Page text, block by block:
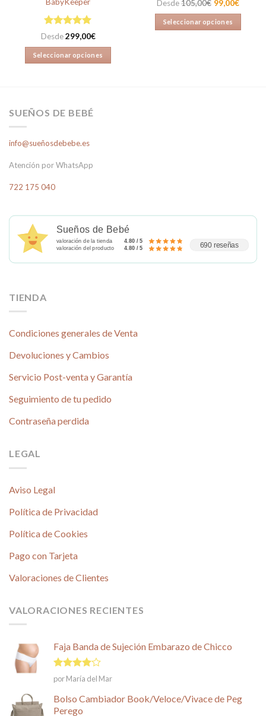
BabyKeeper
Valorado en
de 5
Desde299,00€
Seleccionar opciones
múltiples
variantes.
opciones
pueden
página
de
producto
Desde105,00€ 99,00€
Seleccionar opciones
SUEÑOS DE BEBÉ
info@sueñosdebebe.es
Atención por WhatsApp
722 175 040
Sueños de Bebé
valoración de la tienda 4.80 / 5
valoración del producto 4.80 / 5 690 reseñas
TIENDA
Condiciones generales de Venta
Devoluciones y Cambios
Servicio Post-venta y Garantía
Seguimiento de tu pedido
Contraseña perdida
LEGAL
Aviso Legal
Política de Privacidad
Política de Cookies
Pago con Tarjeta
Valoraciones de Clientes
VALORACIONES RECIENTES
Faja Banda de Sujeción Embarazo de Chicco
Valorado
en
5
por María del Mar
Bolso Cambiador Book/Veloce/Vivace de Peg
Perego